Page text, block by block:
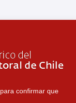
confirmar que